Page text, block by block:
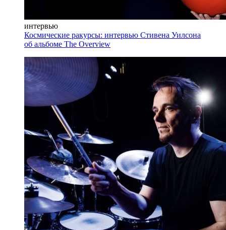
интервью
Космические ракурсы: интервью Стивена Уилсона
об альбоме The Overview